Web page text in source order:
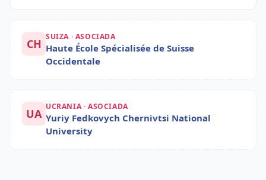
CH
SUIZA · ASOCIADA
Haute École Spécialisée de Suisse
Occidentale
UA
UCRANIA · ASOCIADA
Yuriy Fedkovych Chernivtsi National
University